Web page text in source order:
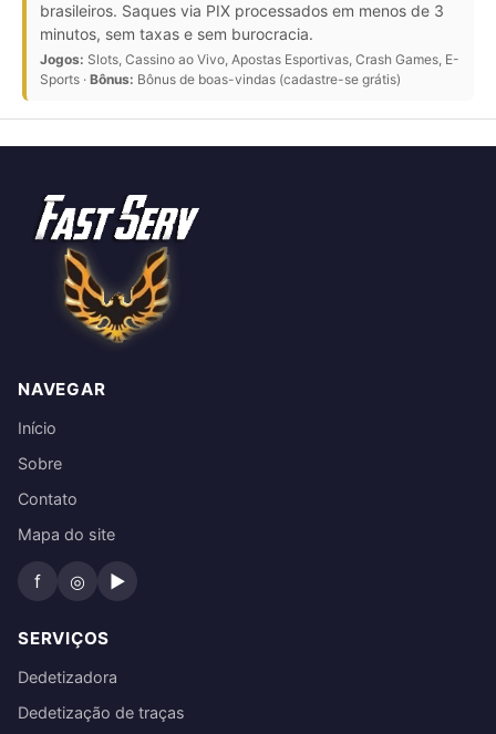
brasileiros. Saques via PIX processados em menos de 3
minutos, sem taxas e sem burocracia.
Jogos: Slots, Cassino ao Vivo, Apostas Esportivas, Crash Games, E-
Sports · Bônus: Bônus de boas-vindas (cadastre-se grátis)
NAVEGAR
Início
Sobre
Contato
Mapa do site
f ◎ ▶
SERVIÇOS
Dedetizadora
Dedetização de traças